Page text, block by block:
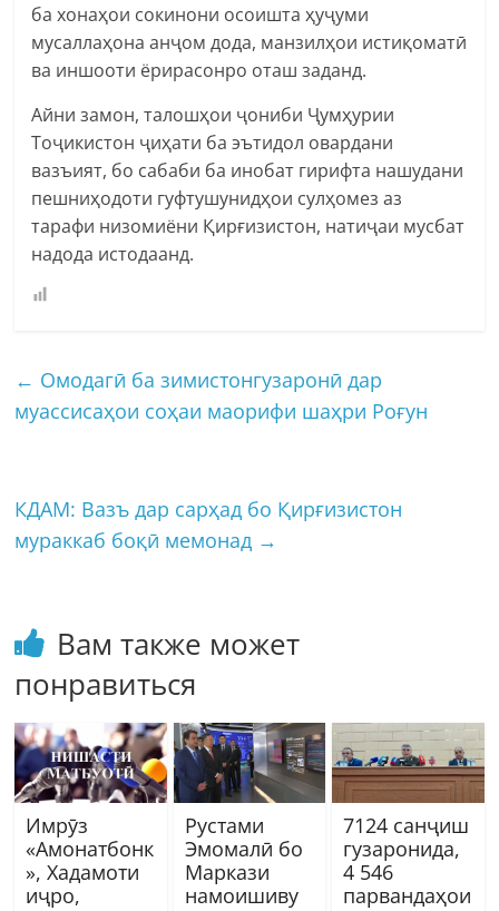
ба хонаҳои сокинони осоишта ҳуҷуми
мусаллаҳона анҷом дода, манзилҳои истиқоматӣ
ва иншооти ёрирасонро оташ заданд.
Айни замон, талошҳои ҷониби Ҷумҳурии
Тоҷикистон ҷиҳати ба эътидол овардани
вазъият, бо сабаби ба инобат гирифта нашудани
пешниҳодоти гуфтушунидҳои сулҳомез аз
тарафи низомиёни Қирғизистон, натиҷаи мусбат
надода истодаанд.
← Омодагӣ ба зимистонгузаронӣ дар
муассисаҳои соҳаи маорифи шаҳри Роғун
КДАМ: Вазъ дар сарҳад бо Қирғизистон
мураккаб боқӣ мемонад →
Вам также может
понравиться
Имрӯз
«Амонатбонк
», Хадамоти
иҷро,
Рустами
Эмомалӣ бо
Маркази
намоишиву
7124 санҷиш
гузаронида,
4 546
парвандаҳои